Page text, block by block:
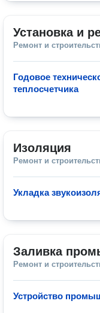
Установка и
Ремонт и
Годовое
теплосчетчика
Изоляция
Ремонт и
Укладка
Заливка
Ремонт и
Устройство